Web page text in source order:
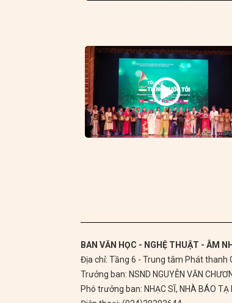
BAN VĂN HỌC - NGHỆ THUẬT - ÂM
Địa chỉ: Tầng 6 - Trung tâm Phát thanh
Trưởng ban: NSND NGUYỄN VĂN
Phó trưởng ban: NHẠC SĨ, NHÀ BÁO TẠ